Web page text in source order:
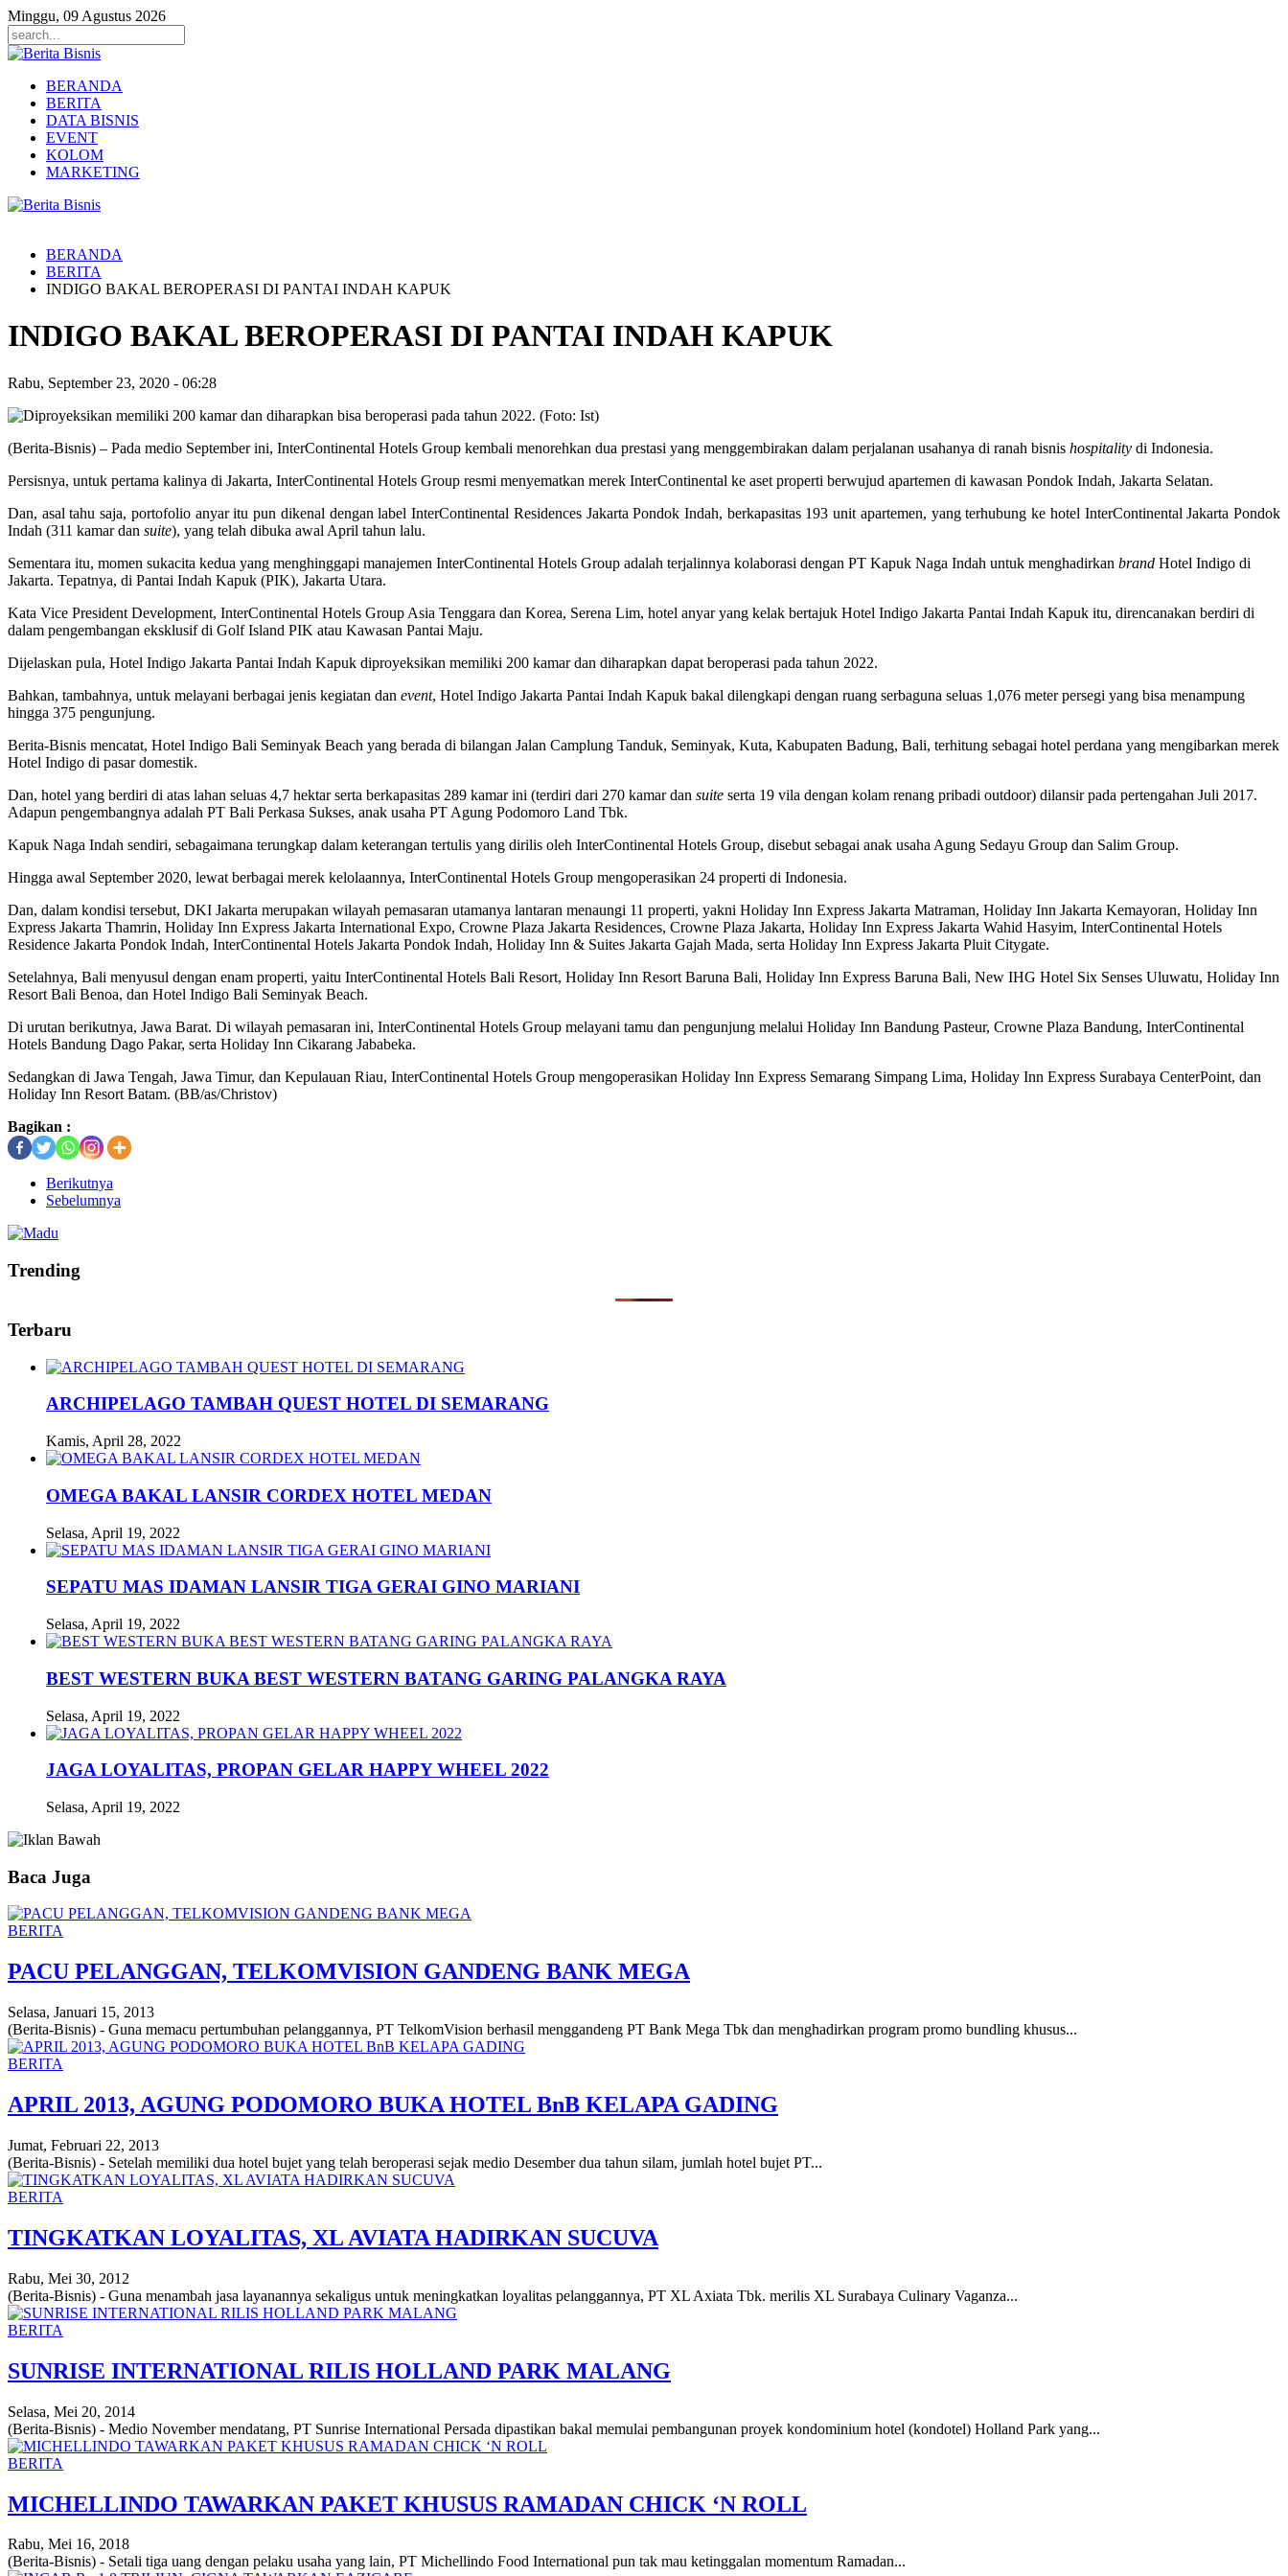
Minggu, 09 Agustus 2026
BERANDA
BERITA
DATA BISNIS
EVENT
KOLOM
MARKETING
BERANDA
BERITA
INDIGO BAKAL BEROPERASI DI PANTAI INDAH KAPUK
INDIGO BAKAL BEROPERASI DI PANTAI INDAH KAPUK
Rabu, September 23, 2020 - 06:28
(Berita-Bisnis) – Pada medio September ini, InterContinental Hotels Group kembali menorehkan dua prestasi yang menggembirakan dalam perjalanan usahanya di ranah bisnis hospitality di Indonesia.
Persisnya, untuk pertama kalinya di Jakarta, InterContinental Hotels Group resmi menyematkan merek InterContinental ke aset properti berwujud apartemen di kawasan Pondok Indah, Jakarta Selatan.
Dan, asal tahu saja, portofolio anyar itu pun dikenal dengan label InterContinental Residences Jakarta Pondok Indah, berkapasitas 193 unit apartemen, yang terhubung ke hotel InterContinental Jakarta Pondok
Indah (311 kamar dan suite), yang telah dibuka awal April tahun lalu.
Sementara itu, momen sukacita kedua yang menghinggapi manajemen InterContinental Hotels Group adalah terjalinnya kolaborasi dengan PT Kapuk Naga Indah untuk menghadirkan brand Hotel Indigo di
Jakarta. Tepatnya, di Pantai Indah Kapuk (PIK), Jakarta Utara.
Kata Vice President Development, InterContinental Hotels Group Asia Tenggara dan Korea, Serena Lim, hotel anyar yang kelak bertajuk Hotel Indigo Jakarta Pantai Indah Kapuk itu, direncanakan berdiri di
dalam pengembangan eksklusif di Golf Island PIK atau Kawasan Pantai Maju.
Dijelaskan pula, Hotel Indigo Jakarta Pantai Indah Kapuk diproyeksikan memiliki 200 kamar dan diharapkan dapat beroperasi pada tahun 2022.
Bahkan, tambahnya, untuk melayani berbagai jenis kegiatan dan event, Hotel Indigo Jakarta Pantai Indah Kapuk bakal dilengkapi dengan ruang serbaguna seluas 1,076 meter persegi yang bisa menampung
hingga 375 pengunjung.
Berita-Bisnis mencatat, Hotel Indigo Bali Seminyak Beach yang berada di bilangan Jalan Camplung Tanduk, Seminyak, Kuta, Kabupaten Badung, Bali, terhitung sebagai hotel perdana yang mengibarkan merek
Hotel Indigo di pasar domestik.
Dan, hotel yang berdiri di atas lahan seluas 4,7 hektar serta berkapasitas 289 kamar ini (terdiri dari 270 kamar dan suite serta 19 vila dengan kolam renang pribadi outdoor) dilansir pada pertengahan Juli 2017.
Adapun pengembangnya adalah PT Bali Perkasa Sukses, anak usaha PT Agung Podomoro Land Tbk.
Kapuk Naga Indah sendiri, sebagaimana terungkap dalam keterangan tertulis yang dirilis oleh InterContinental Hotels Group, disebut sebagai anak usaha Agung Sedayu Group dan Salim Group.
Hingga awal September 2020, lewat berbagai merek kelolaannya, InterContinental Hotels Group mengoperasikan 24 properti di Indonesia.
Dan, dalam kondisi tersebut, DKI Jakarta merupakan wilayah pemasaran utamanya lantaran menaungi 11 properti, yakni Holiday Inn Express Jakarta Matraman, Holiday Inn Jakarta Kemayoran, Holiday Inn
Express Jakarta Thamrin, Holiday Inn Express Jakarta International Expo, Crowne Plaza Jakarta Residences, Crowne Plaza Jakarta, Holiday Inn Express Jakarta Wahid Hasyim, InterContinental Hotels
Residence Jakarta Pondok Indah, InterContinental Hotels Jakarta Pondok Indah, Holiday Inn & Suites Jakarta Gajah Mada, serta Holiday Inn Express Jakarta Pluit Citygate.
Setelahnya, Bali menyusul dengan enam properti, yaitu InterContinental Hotels Bali Resort, Holiday Inn Resort Baruna Bali, Holiday Inn Express Baruna Bali, New IHG Hotel Six Senses Uluwatu, Holiday Inn
Resort Bali Benoa, dan Hotel Indigo Bali Seminyak Beach.
Di urutan berikutnya, Jawa Barat. Di wilayah pemasaran ini, InterContinental Hotels Group melayani tamu dan pengunjung melalui Holiday Inn Bandung Pasteur, Crowne Plaza Bandung, InterContinental
Hotels Bandung Dago Pakar, serta Holiday Inn Cikarang Jababeka.
Sedangkan di Jawa Tengah, Jawa Timur, dan Kepulauan Riau, InterContinental Hotels Group mengoperasikan Holiday Inn Express Semarang Simpang Lima, Holiday Inn Express Surabaya CenterPoint, dan
Holiday Inn Resort Batam. (BB/as/Christov)
Bagikan :
Berikutnya
Sebelumnya
Trending
Terbaru
ARCHIPELAGO TAMBAH QUEST HOTEL DI SEMARANG
Kamis, April 28, 2022
OMEGA BAKAL LANSIR CORDEX HOTEL MEDAN
Selasa, April 19, 2022
SEPATU MAS IDAMAN LANSIR TIGA GERAI GINO MARIANI
Selasa, April 19, 2022
BEST WESTERN BUKA BEST WESTERN BATANG GARING PALANGKA RAYA
Selasa, April 19, 2022
JAGA LOYALITAS, PROPAN GELAR HAPPY WHEEL 2022
Selasa, April 19, 2022
Baca Juga
BERITA
PACU PELANGGAN, TELKOMVISION GANDENG BANK MEGA
Selasa, Januari 15, 2013
(Berita-Bisnis) - Guna memacu pertumbuhan pelanggannya, PT TelkomVision berhasil menggandeng PT Bank Mega Tbk dan menghadirkan program promo bundling khusus...
BERITA
APRIL 2013, AGUNG PODOMORO BUKA HOTEL BnB KELAPA GADING
Jumat, Februari 22, 2013
(Berita-Bisnis) - Setelah memiliki dua hotel bujet yang telah beroperasi sejak medio Desember dua tahun silam, jumlah hotel bujet PT...
BERITA
TINGKATKAN LOYALITAS, XL AVIATA HADIRKAN SUCUVA
Rabu, Mei 30, 2012
(Berita-Bisnis) - Guna menambah jasa layanannya sekaligus untuk meningkatkan loyalitas pelanggannya, PT XL Axiata Tbk. merilis XL Surabaya Culinary Vaganza...
BERITA
SUNRISE INTERNATIONAL RILIS HOLLAND PARK MALANG
Selasa, Mei 20, 2014
(Berita-Bisnis) - Medio November mendatang, PT Sunrise International Persada dipastikan bakal memulai pembangunan proyek kondominium hotel (kondotel) Holland Park yang...
BERITA
MICHELLINDO TAWARKAN PAKET KHUSUS RAMADAN CHICK ‘N ROLL
Rabu, Mei 16, 2018
(Berita-Bisnis) - Setali tiga uang dengan pelaku usaha yang lain, PT Michellindo Food International pun tak mau ketinggalan momentum Ramadan...